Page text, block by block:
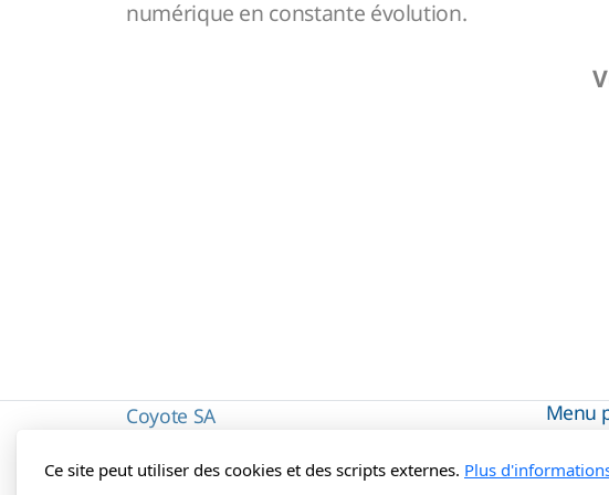
numérique en constante évolution.
Coyote SA
1800 Vevey
Menu
Nous
Ce site peut utiliser des cookies et des scripts externes. Plus